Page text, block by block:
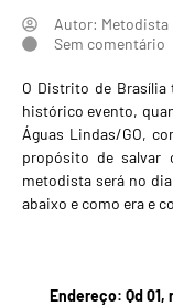
Autor: Metodista
Sem comentário
O Distrito de
histórico evento,
Águas Lindas/GO,
propósito de salvar
metodista será no
abaixo e como era e
Endereço: Qd 01,